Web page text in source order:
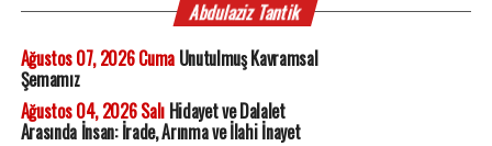
Abdulaziz Tantik
Ağustos 07, 2026 CumaUnutulmuş Kavramsal
Şemamız
Ağustos 04, 2026 SalıHidayet ve Dalalet
Arasında İnsan: İrade, Arınma ve İlahi İnayet